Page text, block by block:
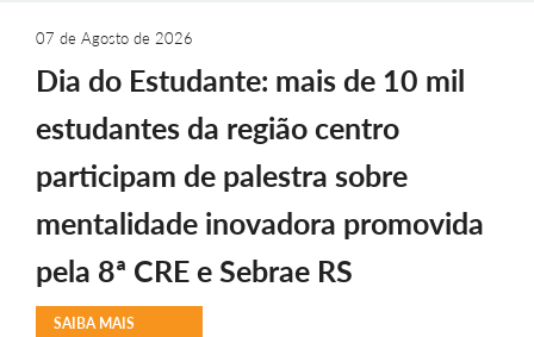
07 de Agosto de 2026
Dia do Estudante: mais de 10 mil
estudantes da região centro
participam de palestra sobre
mentalidade inovadora promovida
pela 8ª CRE e Sebrae RS
SAIBA MAIS